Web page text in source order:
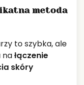
metoda
to szybka, ale
nałączenie
skóry